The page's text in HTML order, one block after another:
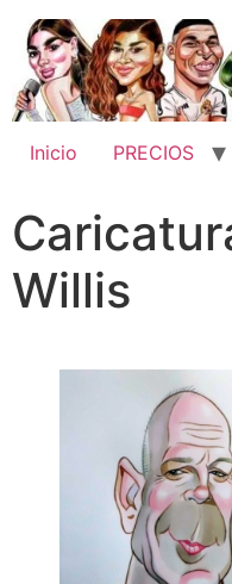
Inicio PRECIOS
Willis